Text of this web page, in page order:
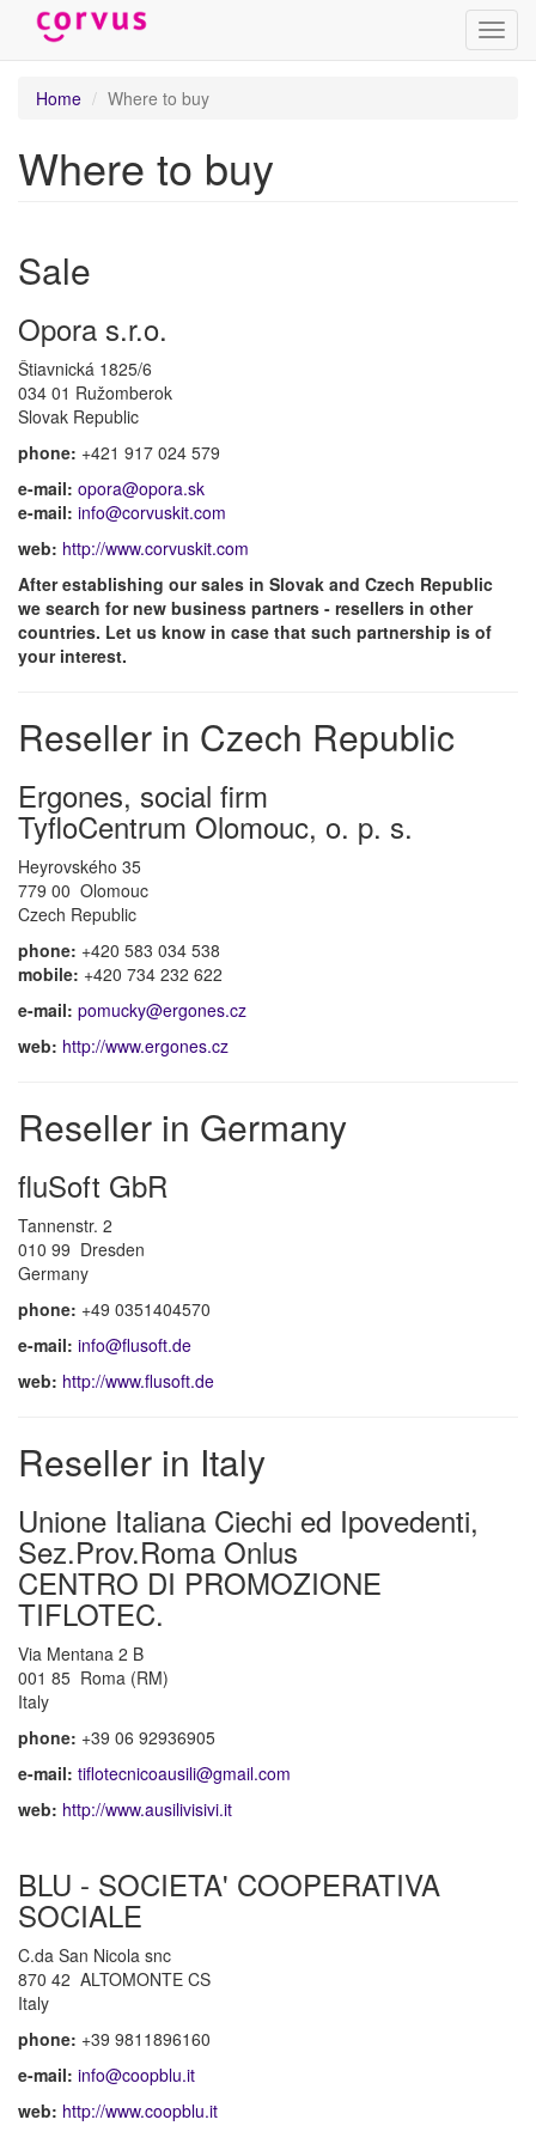
content
Home
Where to buy
Where to buy
Sale
Opora s.r.o.
Štiavnická 1825/6
034 01 Ružomberok
Slovak Republic
phone: +421 917 024 579
e-mail: opora@opora.sk
e-mail: info@corvuskit.com
web: http://www.corvuskit.com
After establishing our sales in Slovak and Czech Republic
we search for new business partners - resellers in other
countries. Let us know in case that such partnership is of
your interest.
Reseller in Czech Republic
Ergones, social firm
TyfloCentrum Olomouc, o. p. s.
Heyrovského 35
779 00 Olomouc
Czech Republic
phone: +420 583 034 538
mobile: +420 734 232 622
e-mail: pomucky@ergones.cz
web: http://www.ergones.cz
Reseller in Germany
fluSoft GbR
Tannenstr. 2
010 99 Dresden
Germany
phone: +49 0351404570
e-mail: info@flusoft.de
web: http://www.flusoft.de
Reseller in Italy
Unione Italiana Ciechi ed Ipovedenti,
Sez.Prov.Roma Onlus
CENTRO DI PROMOZIONE
TIFLOTEC.
Via Mentana 2 B
001 85 Roma (RM)
Italy
phone: +39 06 92936905
e-mail: tiflotecnicoausili@gmail.com
web: http://www.ausilivisivi.it
BLU - SOCIETA' COOPERATIVA
SOCIALE
C.da San Nicola snc
870 42 ALTOMONTE CS
Italy
phone: +39 9811896160
e-mail: info@coopblu.it
web: http://www.coopblu.it